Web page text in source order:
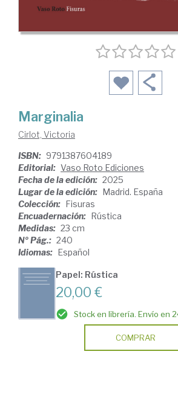
Marginalia
Cirlot, Victoria
ISBN: 9791387604189
Editorial: Vaso Roto Ediciones
Fecha de la edición: 2025
Lugar de la edición:
Madrid. España
Colección:
Fisuras
Encuadernación:
Rústica
Medidas: 23 cm
Nº Pág.: 240
Idiomas:
Español
Papel: Rústica
20,00 €
Stock en librería. Envío en
COMPRAR